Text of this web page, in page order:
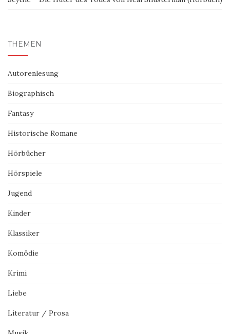
THEMEN
Autorenlesung
Biographisch
Fantasy
Historische Romane
Hörbücher
Hörspiele
Jugend
Kinder
Klassiker
Komödie
Krimi
Liebe
Literatur / Prosa